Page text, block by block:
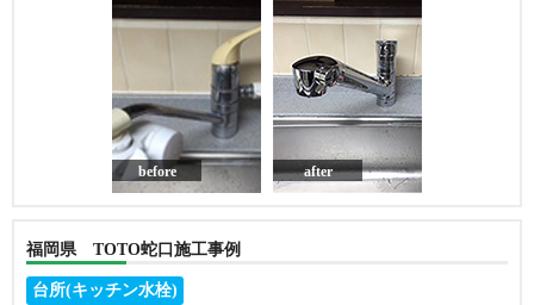
before after
福岡県 TOTO蛇口施工事例
台所(キッチン水栓)